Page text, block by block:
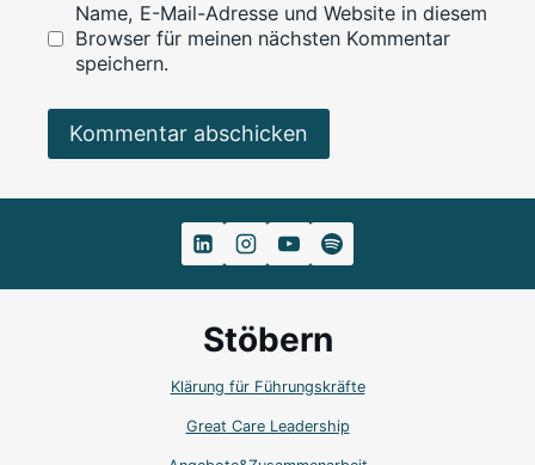
Name, E-Mail-Adresse und Website in diesem
Browser für meinen nächsten Kommentar
speichern.
Alternative:
Stöbern
Klärung für Führungskräfte
Great Care Leadership